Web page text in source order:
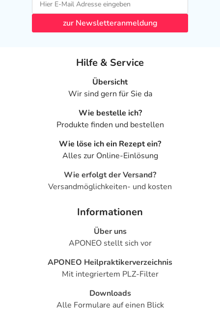
zur Newsletteranmeldung
Hilfe & Service
Übersicht
Wir sind gern für Sie da
Wie bestelle ich?
Produkte finden und bestellen
Wie löse ich ein Rezept ein?
Alles zur Online-Einlösung
Wie erfolgt der Versand?
Versandmöglichkeiten- und kosten
Informationen
Über uns
APONEO stellt sich vor
APONEO Heilpraktikerverzeichnis
Mit integriertem PLZ-Filter
Downloads
Alle Formulare auf einen Blick